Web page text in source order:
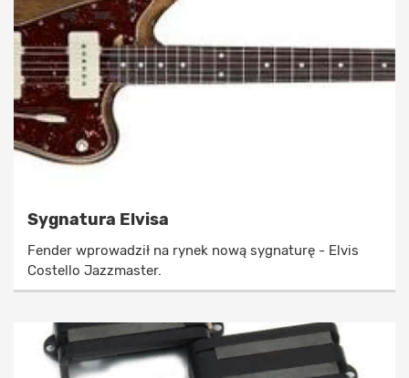
Sygnatura Elvisa
Fender wprowadził na rynek nową sygnaturę - Elvis
Costello Jazzmaster.